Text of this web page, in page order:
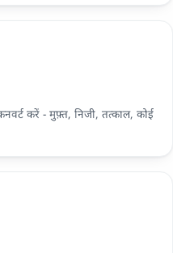
करें - मुफ़्त, निजी, तत्काल, कोई